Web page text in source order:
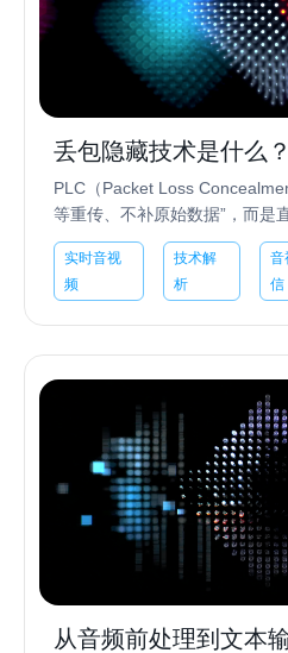
丢包隐藏技术是什么
声音还能“不断”？
PLC（Packet Loss
等重传、不补原始数据”，而是
的技术。它解决的不是“数据完
来会不会突然断、卡...
实时音视
频
技术解
析
音
信
从音频前处理到文本